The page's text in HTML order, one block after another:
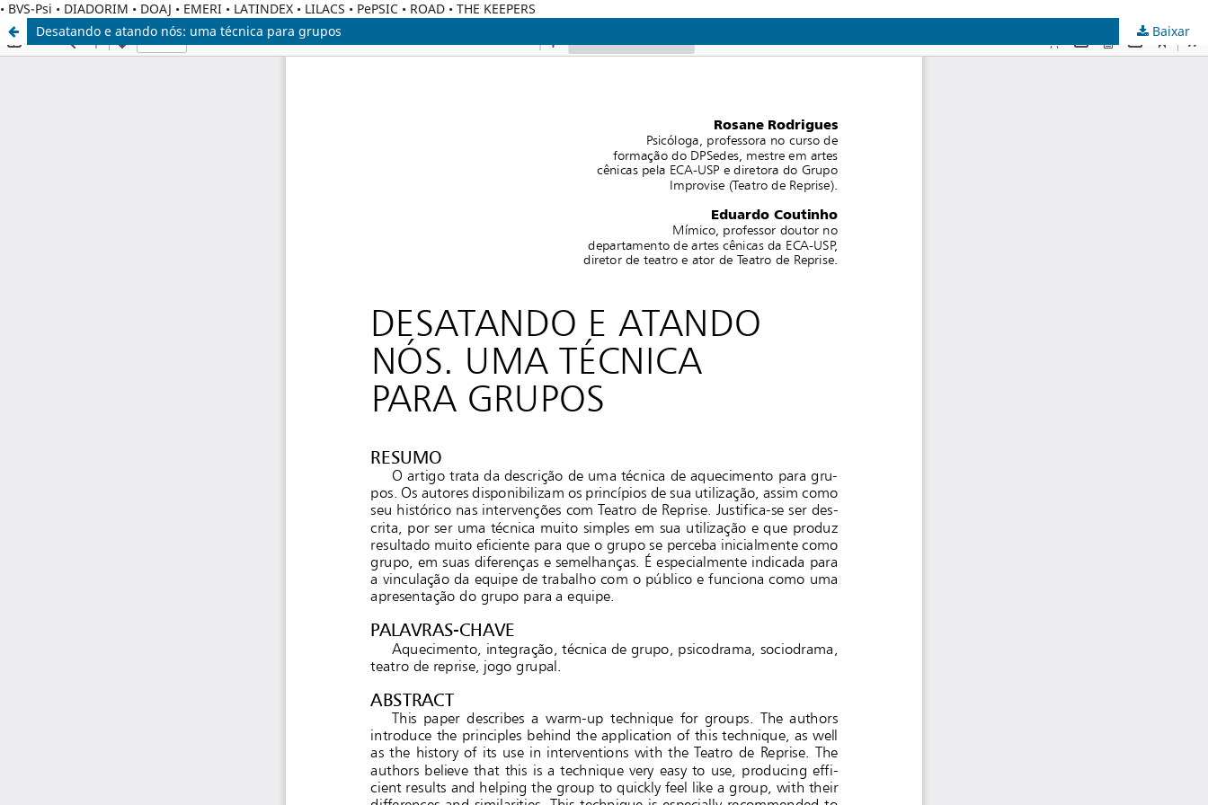
• BVS-Psi • DIADORIM • DOAJ • EMERI • LATINDEX • LILACS • PePSIC • ROAD • THE KEEPERS
Desatando e atando nós: uma técnica para grupos
Baixar